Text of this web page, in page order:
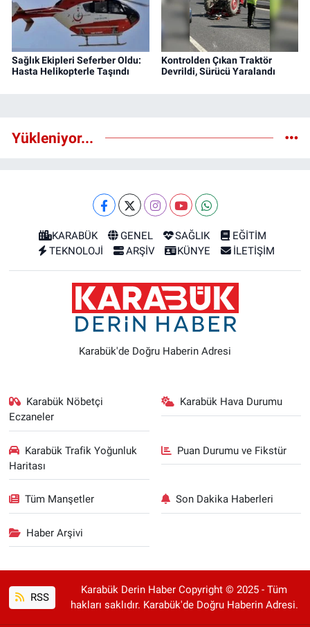
Sağlık Ekipleri Seferber Oldu:
Hasta Helikopterle Taşındı
Kontrolden Çıkan Traktör
Devrildi, Sürücü Yaralandı
Yükleniyor...
KARABÜK GENEL SAĞLIK
EĞİTİM
TEKNOLOJİ
ARŞİV KÜNYE İLETİŞİM
Karabük'de Doğru Haberin Adresi
Karabük Nöbetçi
Eczaneler
Karabük Hava Durumu
Karabük Trafik Yoğunluk
Haritası
Puan Durumu ve Fikstür
Tüm Manşetler Son Dakika Haberleri
Haber Arşivi
RSS
Karabük Derin Haber Copyright © 2025 - Tüm
hakları saklıdır. Karabük'de Doğru Haberin Adresi.